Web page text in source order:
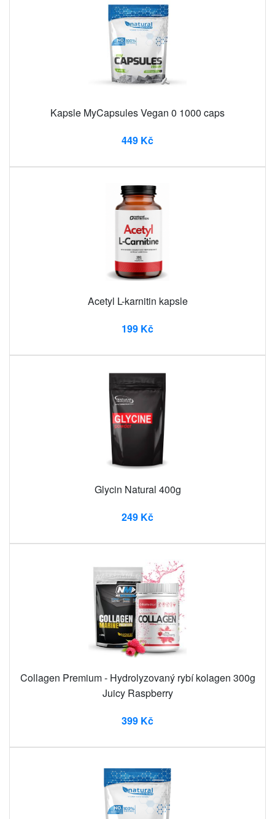
Kapsle MyCapsules Vegan 0 1000 caps
449 Kč
Acetyl L-karnitin kapsle
199 Kč
Glycin Natural 400g
249 Kč
Collagen Premium - Hydrolyzovaný rybí kolagen 300g
Juicy Raspberry
399 Kč